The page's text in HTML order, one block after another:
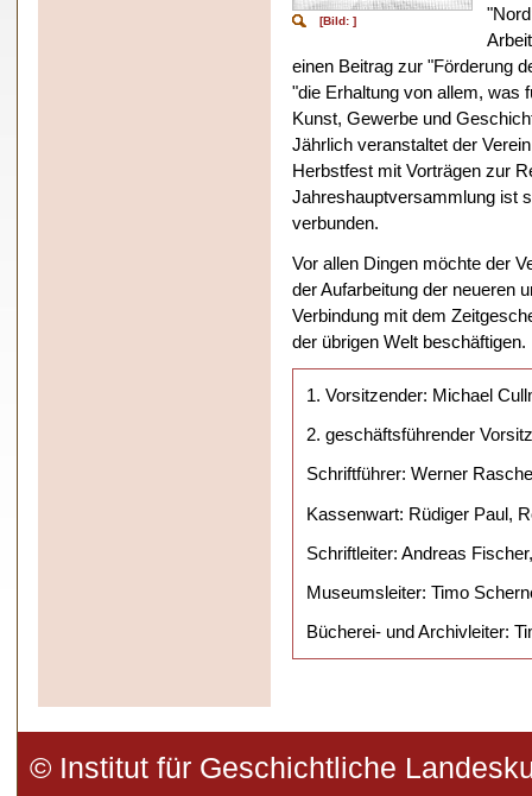
[Bild: ]
einen Beitrag zur "Förderung
"die Erhaltung von allem, was
Kunst, Gewerbe und
Jährlich veranstaltet der
Herbstfest mit Vorträgen zur
Jahreshauptversammlung ist
verbunden.
Vor allen Dingen möchte der
der Aufarbeitung der neueren
Verbindung mit dem
der übrigen Welt beschäftigen.
1. Vorsitzender: Michael
2. geschäftsführender
Schriftführer: Werner
Kassenwart: Rüdiger Paul,
Schriftleiter: Andreas
Museumsleiter: Timo
Bücherei- und Archivleiter:
© Institut für Geschichtliche